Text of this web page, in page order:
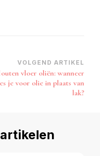
VOLGEND ARTIKEL
vloer oliën: wanneer
je voor olie in plaats van
lak?